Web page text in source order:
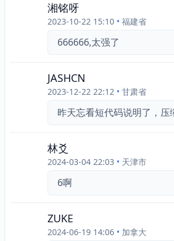
湘铭呀
2023-10-22 15:10 • 福建省
666666,太强了
JASHCN
2023-12-22 22:12 • 甘肃省
昨天忘看短代码说明了，压
林爻
2024-03-04 22:03 • 天津市
6啊
ZUKE
2024-06-19 14:06 • 加拿大